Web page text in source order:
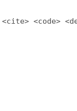
<code>